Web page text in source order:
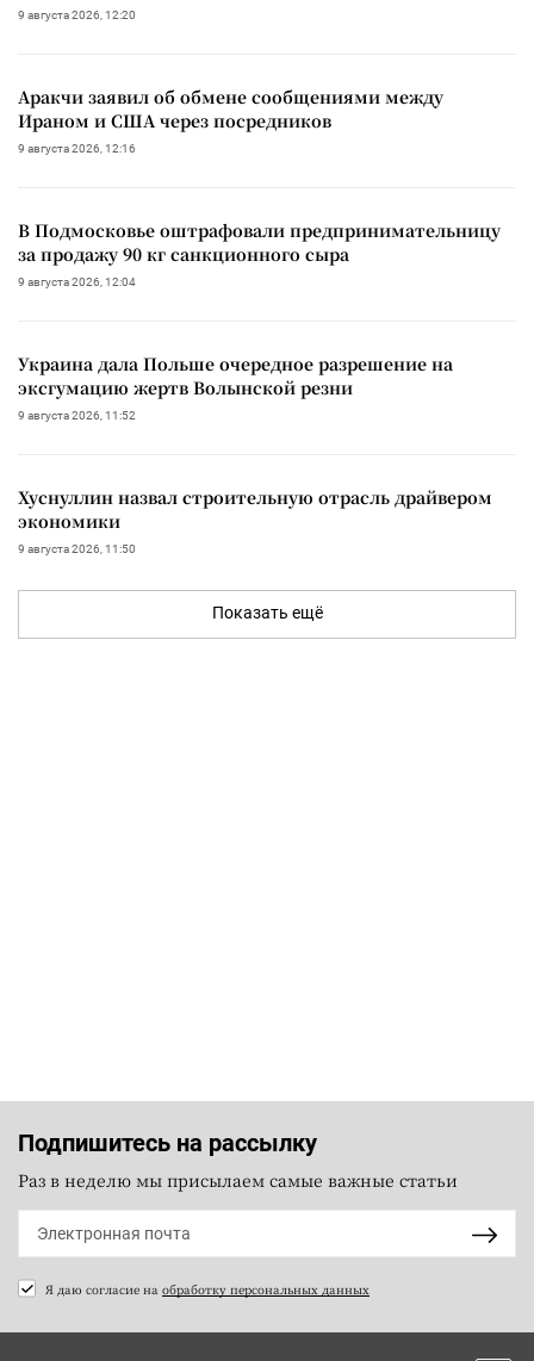
9 августа 2026, 12:20
Аракчи заявил об обмене сообщениями между
Ираном и США через посредников
9 августа 2026, 12:16
В Подмосковье оштрафовали предпринимательницу
за продажу 90 кг санкционного сыра
9 августа 2026, 12:04
Украина дала Польше очередное разрешение на
эксгумацию жертв Волынской резни
9 августа 2026, 11:52
Хуснуллин назвал строительную отрасль драйвером
экономики
9 августа 2026, 11:50
Показать ещё
Подпишитесь на рассылку
Раз в неделю мы присылаем самые важные статьи
Я даю согласие на обработку персональных данных